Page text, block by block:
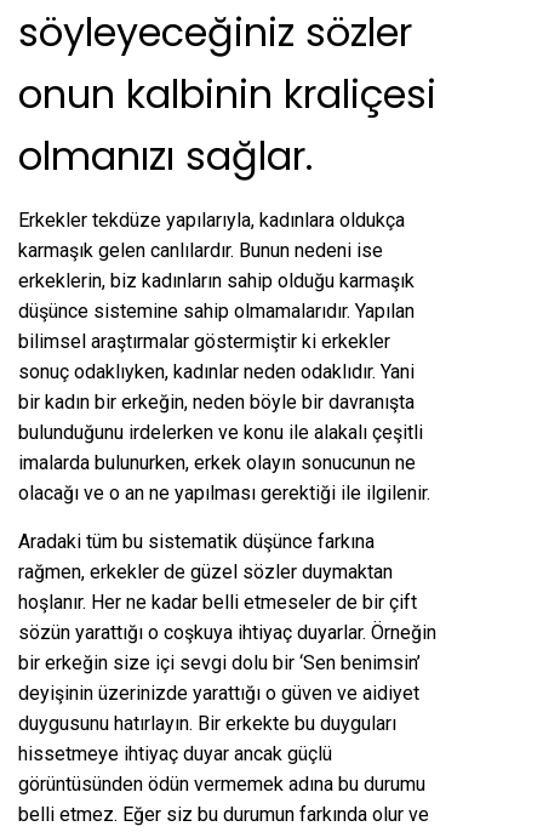
söyleyeceğiniz sözler
onun kalbinin kraliçesi
olmanızı sağlar.
Erkekler tekdüze yapılarıyla, kadınlara oldukça
karmaşık gelen canlılardır. Bunun nedeni ise
erkeklerin, biz kadınların sahip olduğu karmaşık
düşünce sistemine sahip olmamalarıdır. Yapılan
bilimsel araştırmalar göstermiştir ki erkekler
sonuç odaklıyken, kadınlar neden odaklıdır. Yani
bir kadın bir erkeğin, neden böyle bir davranışta
bulunduğunu irdelerken ve konu ile alakalı çeşitli
imalarda bulunurken, erkek olayın sonucunun ne
olacağı ve o an ne yapılması gerektiği ile ilgilenir.
Aradaki tüm bu sistematik düşünce farkına
rağmen, erkekler de güzel sözler duymaktan
hoşlanır. Her ne kadar belli etmeseler de bir çift
sözün yarattığı o coşkuya ihtiyaç duyarlar. Örneğin
bir erkeğin size içi sevgi dolu bir ‘Sen benimsin’
deyişinin üzerinizde yarattığı o güven ve aidiyet
duygusunu hatırlayın. Bir erkekte bu duyguları
hissetmeye ihtiyaç duyar ancak güçlü
görüntüsünden ödün vermemek adına bu durumu
belli etmez. Eğer siz bu durumun farkında olur ve